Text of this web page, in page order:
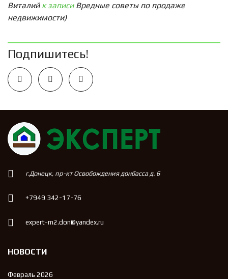
Виталийк записи Вредные советы по продаже
недвижимости)
Подпишитесь!
г.Донецк, пр-кт Освобождения донбасса д. 6
+7949 342-17-76
expert-m2.don@yandex.ru
НОВОСТИ
Февраль 2026